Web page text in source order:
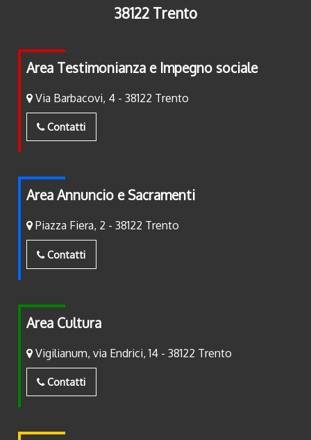
38122 Trento
Area Testimonianza e Impegno sociale
Via Barbacovi, 4 - 38122 Trento
Contatti
Area Annuncio e Sacramenti
Piazza Fiera, 2 - 38122 Trento
Contatti
Area Cultura
Vigilianum, via Endrici, 14 - 38122 Trento
Contatti